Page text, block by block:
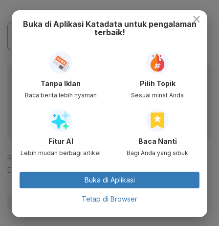
Dapatkan pengalaman membaca lebih nyaman dan nikmati
fitur menarik lainnya lewat aplikasi mobile Katadata.
Reporter: Lenny Septiani
Editor: Desy Setyowati
#Update Me
×
Buka di Aplikasi Katadata untuk pengalaman
terbaik!
Tanpa Iklan
Baca berita lebih nyaman
Pilih Topik
Sesuai minat Anda
Fitur AI
Lebih mudah berbagi artikel
Baca Nanti
Bagi Anda yang sibuk
Buka di Aplikasi
Tetap di Browser